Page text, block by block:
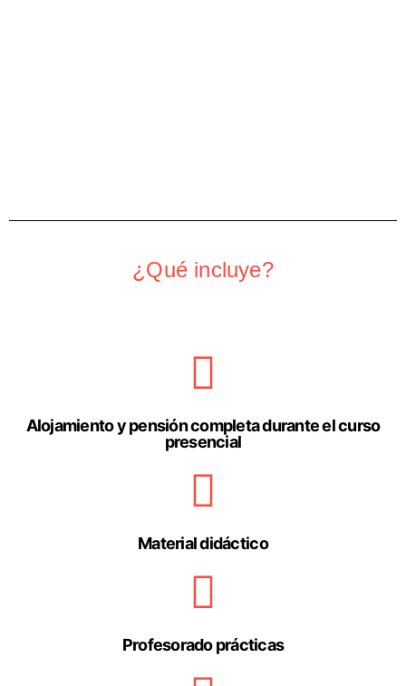
¿Qué incluye?
Alojamiento y pensión completa durante el curso
presencial
Material didáctico
Profesorado prácticas